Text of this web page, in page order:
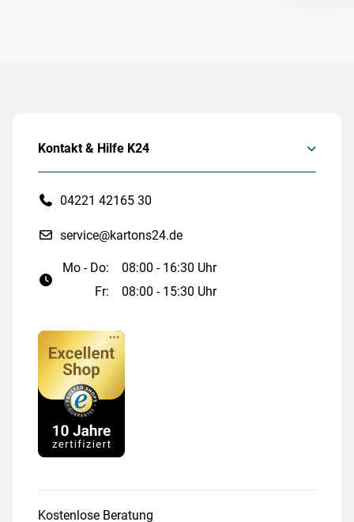
Kontakt & Hilfe K24
04221 42165 30
service@kartons24.de
Mo - Do:
08:00 - 16:30 Uhr
Fr:
08:00 - 15:30 Uhr
Kostenlose Beratung